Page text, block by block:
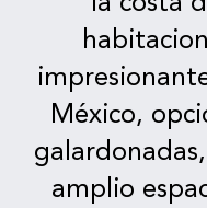
México,
amplio